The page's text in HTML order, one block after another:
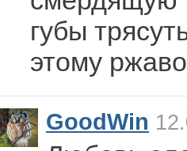
губы
этому
GoodWin